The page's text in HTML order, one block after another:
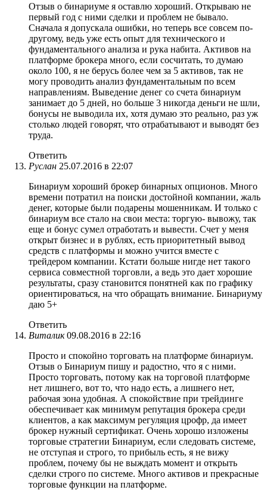
Отзыв о бинариуме я оставлю хороший. Открываю не
первый год с ними сделки и проблем не бывало.
Сначала я допускала ошибки, но теперь все совсем по-
другому, ведь уже есть опыт для технического и
фундаментального анализа и рука набита. Активов на
платформе брокера много, если сосчитать, то думаю
около 100, я не берусь более чем за 5 активов, так не
могу проводить анализ фундаментальным по всем
направлениям. Выведение денег со счета бинариум
занимает до 5 дней, но больше 3 никогда деньги не шли,
бонусы не выводила их, хотя думаю это реально, раз уж
столько людей говорят, что отрабатывают и выводят без
труда.
Ответить
Руслан 25.07.2016 в 22:07
Бинариум хороший брокер бинарных опционов. Много
времени потратил на поиски достойной компании, жаль
денег, которые были подарены мошенникам. И только с
бинариум все стало на свои места: торгую- вывожу, так
еще и бонус сумел отработать и вывести. Счет у меня
открыт бизнес и в рублях, есть приоритетный вывод
средств с платформы и можно учится вместе с
трейдером компании. Кстати больше нигде нет такого
сервиса совместной торговли, а ведь это дает хорошие
результаты, сразу становится понятней как по графику
ориентироваться, на что обращать внимание. Бинариуму
даю 5+
Ответить
Виталик 09.08.2016 в 22:16
Просто и спокойно торговать на платформе бинариум.
Отзыв о Бинариум пишу и радостно, что я с ними.
Просто торговать, потому как на торговой платформе
нет лишнего, вот то, что надо есть, а лишнего нет,
рабочая зона удобная. А спокойствие при трейдинге
обеспечивает как минимум репутация брокера среди
клиентов, а как максимум регуляция црофр, да имеет
брокер нужный сертификат. Очень хорошо изложены
торговые стратегии Бинариум, если следовать системе,
не отступая и строго, то прибыль есть, я не вижу
проблем, почему бы не выждать момент и открыть
сделки строго по системе. Много активов и прекрасные
торговые функции на платформе.